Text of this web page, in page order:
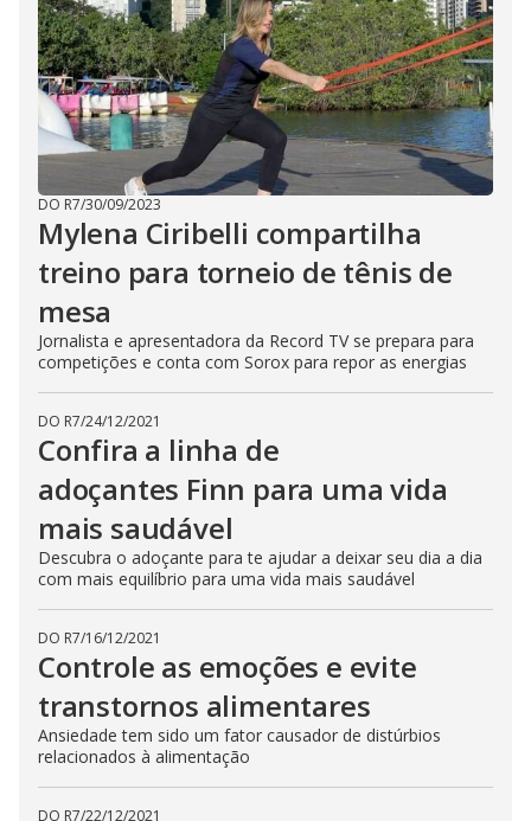
DO R7/30/09/2023
Mylena Ciribelli compartilha
treino para torneio de tênis de
mesa
Jornalista e apresentadora da Record TV se prepara para
competições e conta com Sorox para repor as energias
DO R7/24/12/2021
Confira a linha de
adoçantes Finn para uma vida
mais saudável
Descubra o adoçante para te ajudar a deixar seu dia a dia
com mais equilíbrio para uma vida mais saudável
DO R7/16/12/2021
Controle as emoções e evite
transtornos alimentares
Ansiedade tem sido um fator causador de distúrbios
relacionados à alimentação
DO R7/22/12/2021